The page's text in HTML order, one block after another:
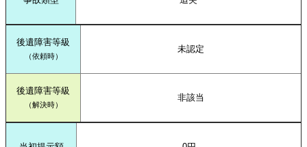
後遺障害等級
（依頼時）
未認定
後遺障害等級
（解決時）
非該当